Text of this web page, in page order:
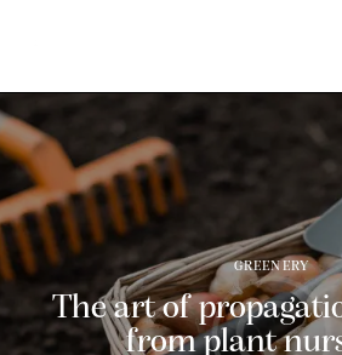
GREENERY
The art of
from plant